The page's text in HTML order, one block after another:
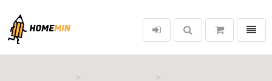
弘名文具百貨
選單